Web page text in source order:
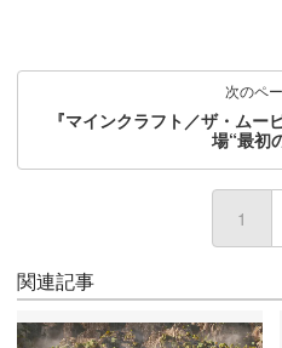
次のペ
『マインクラフト／ザ・ム
場“最初
1
関連記事